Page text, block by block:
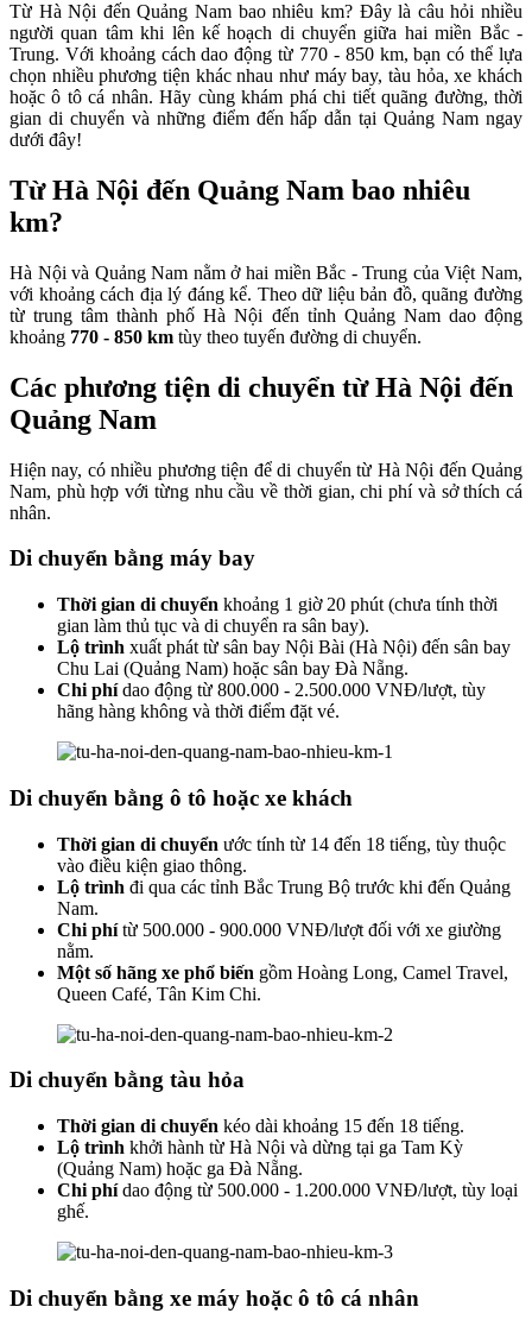
Từ Hà Nội đến Quảng Nam bao nhiêu km? Đây là câu hỏi nhiều
người quan tâm khi lên kế hoạch di chuyển giữa hai miền Bắc -
Trung. Với khoảng cách dao động từ 770 - 850 km, bạn có thể lựa
chọn nhiều phương tiện khác nhau như máy bay, tàu hỏa, xe khách
hoặc ô tô cá nhân. Hãy cùng khám phá chi tiết quãng đường, thời
gian di chuyển và những điểm đến hấp dẫn tại Quảng Nam ngay
dưới đây!
Từ Hà Nội đến Quảng Nam bao nhiêu
km?
Hà Nội và Quảng Nam nằm ở hai miền Bắc - Trung của Việt Nam,
với khoảng cách địa lý đáng kể. Theo dữ liệu bản đồ, quãng đường
từ trung tâm thành phố Hà Nội đến tỉnh Quảng Nam dao động
khoảng 770 - 850 km tùy theo tuyến đường di chuyển.
Các phương tiện di chuyển từ Hà Nội đến
Quảng Nam
Hiện nay, có nhiều phương tiện để di chuyển từ Hà Nội đến Quảng
Nam, phù hợp với từng nhu cầu về thời gian, chi phí và sở thích cá
nhân.
Di chuyển bằng máy bay
Thời gian di chuyển khoảng 1 giờ 20 phút (chưa tính thời
gian làm thủ tục và di chuyển ra sân bay).
Lộ trình xuất phát từ sân bay Nội Bài (Hà Nội) đến sân bay
Chu Lai (Quảng Nam) hoặc sân bay Đà Nẵng.
Chi phídao động từ 800.000 - 2.500.000 VNĐ/lượt, tùy
hãng hàng không và thời điểm đặt vé.
Di chuyển bằng ô tô hoặc xe khách
Thời gian di chuyển ước tính từ 14 đến 18 tiếng, tùy thuộc
vào điều kiện giao thông.
Lộ trình đi qua các tỉnh Bắc Trung Bộ trước khi đến Quảng
Nam.
Chi phítừ 500.000 - 900.000 VNĐ/lượt đối với xe giường
nằm.
Một số hãng xe phổ biến gồm Hoàng Long, Camel Travel,
Queen Café, Tân Kim Chi.
Di chuyển bằng tàu hỏa
Thời gian di chuyển kéo dài khoảng 15 đến 18 tiếng.
Lộ trình khởi hành từ Hà Nội và dừng tại ga Tam Kỳ
(Quảng Nam) hoặc ga Đà Nẵng.
Chi phídao động từ 500.000 - 1.200.000 VNĐ/lượt, tùy loại
ghế.
Di chuyển bằng xe máy hoặc ô tô cá nhân